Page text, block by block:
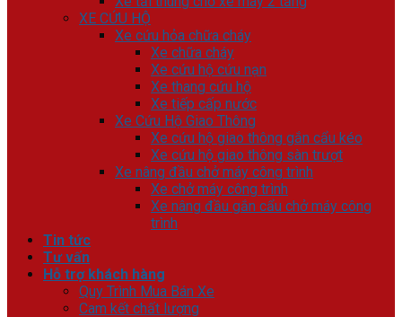
XE CỨU HỘ
Xe cứu hỏa chữa cháy
Xe chữa cháy
Xe cứu hộ cứu nạn
Xe thang cứu hộ
Xe tiếp cấp nước
Xe Cứu Hộ Giao Thông
Xe cứu hộ giao thông gắn cẩu kéo
Xe cứu hộ giao thông sàn trượt
Xe nâng đầu chở máy công trình
Xe chở máy công trình
Xe nâng đầu gắn cẩu chở máy công
trình
Tin tức
Tư vấn
Hỗ trợ khách hàng
Quy Trình Mua Bán Xe
Cam kết chất lượng